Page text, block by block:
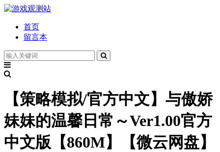
首页
留言本
【策略模拟/官方中文】与傲娇
妹妹的温馨日常～Ver1.00官方
中文版【860M】【微云网盘】